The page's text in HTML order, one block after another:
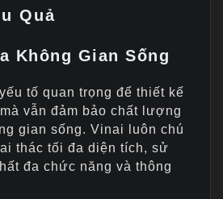
Quả
Không Gian Sống
tố quan trọng để thiết kế
vẫn đảm bảo chất lượng
gian sống. Vinai luôn chú
thác tối đa diện tích, sử
đa chức năng và thông